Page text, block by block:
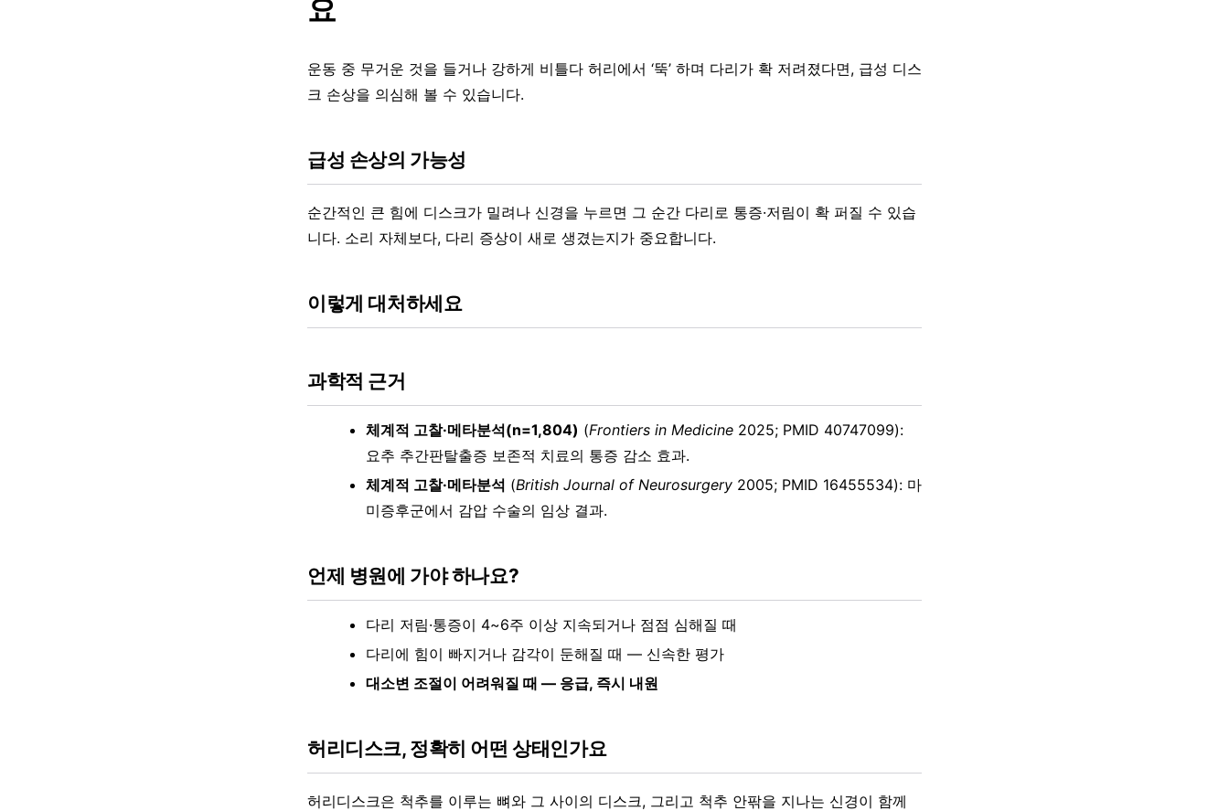
요
운동 중 무거운 것을 들거나 강하게 비틀다 허리에서 ‘뚝’ 하며 다리가 확 저려졌다면, 급성 디스
크 손상을 의심해 볼 수 있습니다.
급성 손상의 가능성
순간적인 큰 힘에 디스크가 밀려나 신경을 누르면 그 순간 다리로 통증·저림이 확 퍼질 수 있습
니다. 소리 자체보다, 다리 증상이 새로 생겼는지가 중요합니다.
이렇게 대처하세요
과학적 근거
체계적 고찰·메타분석(n=1,804) (Frontiers in Medicine 2025; PMID 40747099):
요추 추간판탈출증 보존적 치료의 통증 감소 효과.
체계적 고찰·메타분석 (British Journal of Neurosurgery 2005; PMID 16455534): 마
미증후군에서 감압 수술의 임상 결과.
언제 병원에 가야 하나요?
다리 저림·통증이 4~6주 이상 지속되거나 점점 심해질 때
다리에 힘이 빠지거나 감각이 둔해질 때 — 신속한 평가
대소변 조절이 어려워질 때 — 응급, 즉시 내원
허리디스크, 정확히 어떤 상태인가요
허리디스크은 척추를 이루는 뼈와 그 사이의 디스크, 그리고 척추 안팎을 지나는 신경이 함께